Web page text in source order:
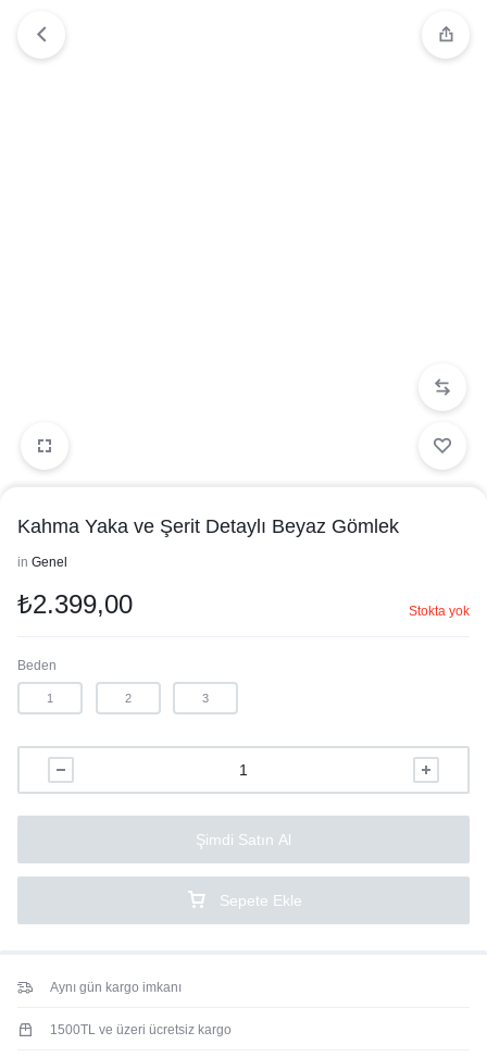
Kahma Yaka ve Şerit Detaylı Beyaz Gömlek
in Genel
₺2.399,00 Stokta yok
Beden
1 2 3
Sepete Ekle
Şimdi Satın Al
Aynı gün kargo imkanı
1500TL ve üzeri ücretsiz kargo